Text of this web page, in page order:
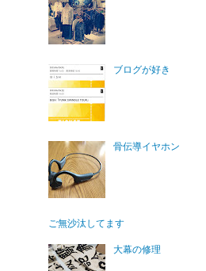
ブログが好き
骨伝導イヤホン
ご無沙汰してます
大幕の修理